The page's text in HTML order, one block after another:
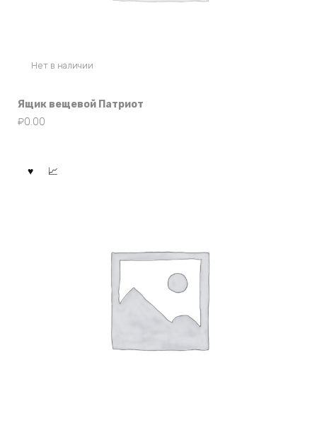
Нет в наличии
Ящик вещевой Патриот
₽0.00